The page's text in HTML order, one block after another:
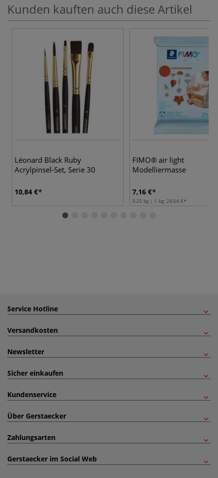
Kunden kauften auch diese Artikel
Léonard Black Ruby
Acrylpinsel-Set, Serie 30
10,84 €
FIMO® air light
Modelliermasse
7,16 €
0,25 kg | 1 kg: 28,64 €
Service Hotline
Versandkosten
Newsletter
Sicher einkaufen
Kundenservice
Über Gerstaecker
Zahlungsarten
Gerstaecker im Social Web